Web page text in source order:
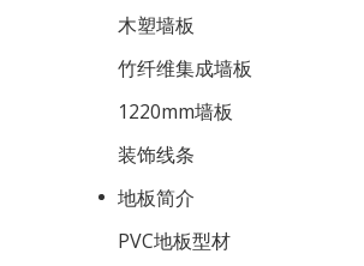
木塑墙板
竹纤维集成墙板
1220mm墙板
装饰线条
地板简介
PVC地板型材